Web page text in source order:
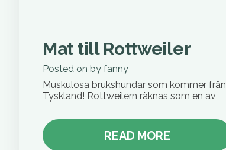
Mat till Rottweiler
Posted on by fanny
Muskulösa brukshundar som kommer från
Tyskland! Rottweilern räknas som en av
READ MORE